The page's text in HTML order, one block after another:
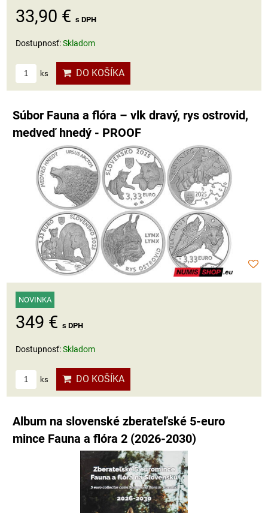
33,90 € s DPH
Dostupnosť:Skladom
ks DO KOŠÍKA
Súbor Fauna a flóra – vlk dravý, rys ostrovid,
medveď hnedý - PROOF
NOVINKA
349 € s DPH
Dostupnosť:Skladom
ks DO KOŠÍKA
Album na slovenské zberateľské 5-euro
mince Fauna a flóra 2 (2026-2030)